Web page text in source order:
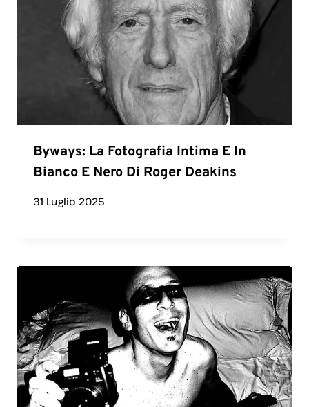
Byways: La Fotografia Intima E In
Bianco E Nero Di Roger Deakins
31 Luglio 2025